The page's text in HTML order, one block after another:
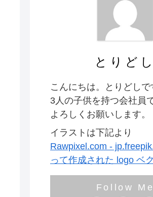
とりどし
こんにちは。とりどしで
3人の子供を持つ会社員
よろしくお願いします。
イラストは下記より
Rawpixel.com -
って作成された logo ベ